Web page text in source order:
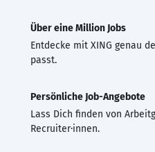
Über eine Million Jobs
Entdecke mit XING genau
passt.
Persönliche Job-Angebote
Lass Dich finden von
Recruiter·innen.